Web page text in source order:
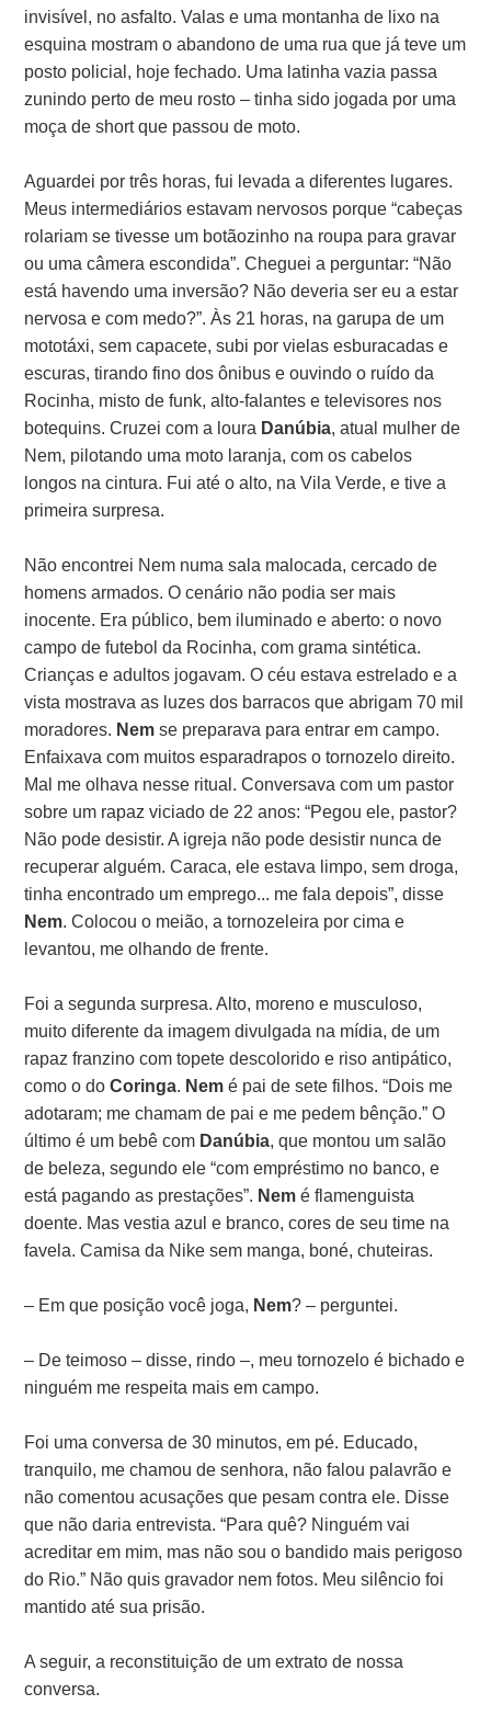
invisível, no asfalto. Valas e uma montanha de lixo na
esquina mostram o abandono de uma rua que já teve um
posto policial, hoje fechado. Uma latinha vazia passa
zunindo perto de meu rosto – tinha sido jogada por uma
moça de short que passou de moto.
Aguardei por três horas, fui levada a diferentes lugares.
Meus intermediários estavam nervosos porque “cabeças
rolariam se tivesse um botãozinho na roupa para gravar
ou uma câmera escondida”. Cheguei a perguntar: “Não
está havendo uma inversão? Não deveria ser eu a estar
nervosa e com medo?”. Às 21 horas, na garupa de um
mototáxi, sem capacete, subi por vielas esburacadas e
escuras, tirando fino dos ônibus e ouvindo o ruído da
Rocinha, misto de funk, alto-falantes e televisores nos
botequins. Cruzei com a loura Danúbia, atual mulher de
Nem, pilotando uma moto laranja, com os cabelos
longos na cintura. Fui até o alto, na Vila Verde, e tive a
primeira surpresa.
Não encontrei Nem numa sala malocada, cercado de
homens armados. O cenário não podia ser mais
inocente. Era público, bem iluminado e aberto: o novo
campo de futebol da Rocinha, com grama sintética.
Crianças e adultos jogavam. O céu estava estrelado e a
vista mostrava as luzes dos barracos que abrigam 70 mil
moradores. Nemse preparava para entrar em campo.
Enfaixava com muitos esparadrapos o tornozelo direito.
Mal me olhava nesse ritual. Conversava com um pastor
sobre um rapaz viciado de 22 anos: “Pegou ele, pastor?
Não pode desistir. A igreja não pode desistir nunca de
recuperar alguém. Caraca, ele estava limpo, sem droga,
tinha encontrado um emprego... me fala depois”, disse
Nem. Colocou o meião, a tornozeleira por cima e
levantou, me olhando de frente.
Foi a segunda surpresa. Alto, moreno e musculoso,
muito diferente da imagem divulgada na mídia, de um
rapaz franzino com topete descolorido e riso antipático,
como o doCoringa. Nemé pai de sete filhos. “Dois me
adotaram; me chamam de pai e me pedem bênção.” O
último é um bebê com Danúbia, que montou um salão
de beleza, segundo ele “com empréstimo no banco, e
está pagando as prestações”. Nemé flamenguista
doente. Mas vestia azul e branco, cores de seu time na
favela. Camisa da Nike sem manga, boné, chuteiras.
– Em que posição você joga, Nem? – perguntei.
– De teimoso – disse, rindo –, meu tornozelo é bichado e
ninguém me respeita mais em campo.
Foi uma conversa de 30 minutos, em pé. Educado,
tranquilo, me chamou de senhora, não falou palavrão e
não comentou acusações que pesam contra ele. Disse
que não daria entrevista. “Para quê? Ninguém vai
acreditar em mim, mas não sou o bandido mais perigoso
do Rio.” Não quis gravador nem fotos. Meu silêncio foi
mantido até sua prisão.
A seguir, a reconstituição de um extrato de nossa
conversa.